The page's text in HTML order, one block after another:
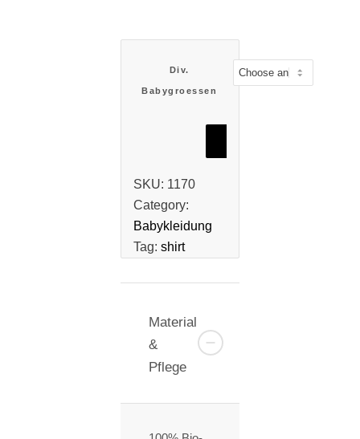
Div.
Babygroessen
SKU: 1170
Category:
Babykleidung
Tag: shirt
Material
&
Pflege